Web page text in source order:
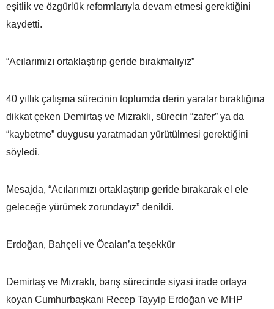
eşitlik ve özgürlük reformlarıyla devam etmesi gerektiğini
kaydetti.
“Acılarımızı ortaklaştırıp geride bırakmalıyız”
40 yıllık çatışma sürecinin toplumda derin yaralar bıraktığına
dikkat çeken Demirtaş ve Mızraklı, sürecin “zafer” ya da
“kaybetme” duygusu yaratmadan yürütülmesi gerektiğini
söyledi.
Mesajda, “Acılarımızı ortaklaştırıp geride bırakarak el ele
geleceğe yürümek zorundayız” denildi.
Erdoğan, Bahçeli ve Öcalan’a teşekkür
Demirtaş ve Mızraklı, barış sürecinde siyasi irade ortaya
koyan Cumhurbaşkanı Recep Tayyip Erdoğan ve MHP